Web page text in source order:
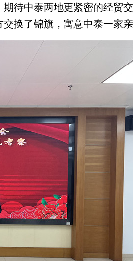
待中泰两地更紧密的经贸
换了锦旗，寓意中泰一家亲